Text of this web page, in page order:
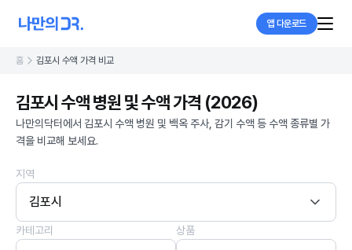
앱 다운로드
홈 김포시 수액 가격 비교
김포시 수액 병원 및 수액 가격 (2026)
나만의닥터에서 김포시 수액 병원 및 백옥 주사, 감기 수액 등 수액 종류별 가
격을 비교해 보세요.
지역
김포시
카테고리 상품